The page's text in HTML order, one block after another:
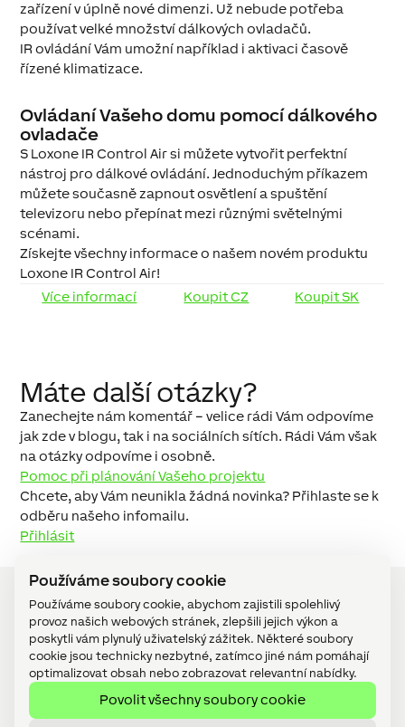
Používáme soubory cookie
Používáme soubory cookie, abychom zajistili spolehlivý
provoz našich webových stránek, zlepšili jejich výkon a
poskytli vám plynulý uživatelský zážitek. Některé soubory
cookie jsou technicky nezbytné, zatímco jiné nám pomáhají
optimalizovat obsah nebo zobrazovat relevantní nabídky.
Povolit všechny soubory cookie
zařízení v úplně nové dimenzi. Už nebude potřeba
používat velké množství dálkových ovladačů.
IR ovládání Vám umožní například i aktivaci časově
řízené klimatizace.
Ovládaní Vašeho domu pomocí dálkového
ovladače
S Loxone IR Control Air si můžete vytvořit perfektní
nástroj pro dálkové ovládání. Jednoduchým příkazem
můžete současně zapnout osvětlení a spuštění
televizoru nebo přepínat mezi různými světelnými
scénami.
Získejte všechny informace o našem novém produktu
Loxone IR Control Air!
Více informací
Koupit CZ Koupit SK
Máte další otázky?
Zanechejte nám komentář – velice rádi Vám odpovíme
jak zde v blogu, tak i na sociálních sítích. Rádi Vám však
na otázky odpovíme i osobně.
Pomoc při plánování Vašeho projektu
Chcete, aby Vám neunikla žádná novinka? Přihlaste se k
odběru našeho infomailu.
Přihlásit
Nejnovější příspěvky